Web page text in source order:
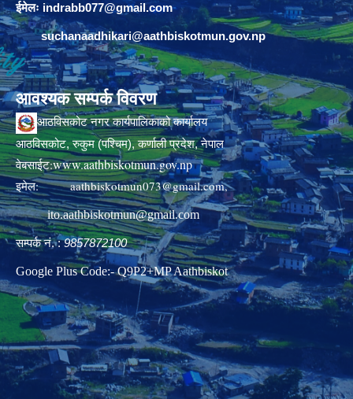
ईमेलः indrabb077@gmail.com
suchanaadhikari@aathbiskotmun.gov.np
आवश्यक सम्पर्क विवरण
आठविसकोट नगर कार्यपालिकाको कार्यालय
आठविसकोट, रुकुम (पश्चिम), कर्णाली प्रदेश, नेपाल
वेबसाईट:www.aathbiskotmun.gov.np
इमेल:aathbiskotmun073@gmail.com,
ito.aathbiskotmun@gmail.com
सम्पर्क नं. :9857872100
Google Plus Code:- Q9P2+MP Aathbiskot